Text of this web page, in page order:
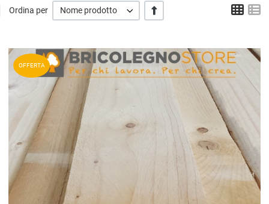
Ordina per Nome prodotto +/-
OFFERTA